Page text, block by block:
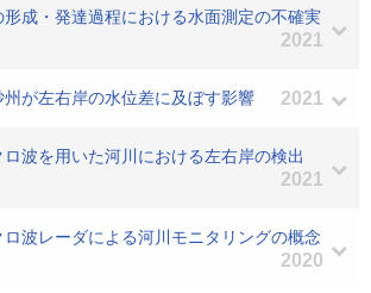
成・発達過程における水面測定の不確実
2021
が左右岸の水位差に及ぼす影響 2021
波を用いた河川における左右岸の検出
2021
波レーダによる河川モニタリングの概念
2020